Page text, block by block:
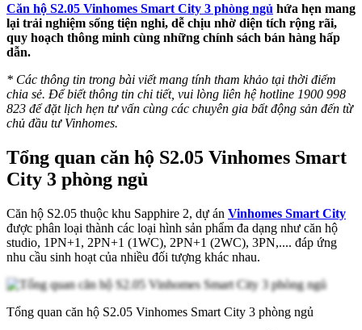
Căn hộ S2.05 Vinhomes Smart City 3 phòng ngủ hứa hẹn mang
lại trải nghiệm sống tiện nghi, dễ chịu nhờ diện tích rộng rãi,
quy hoạch thông minh cùng những chính sách bán hàng hấp
dẫn.
* Các thông tin trong bài viết mang tính tham khảo tại thời điểm
chia sẻ. Để biết thông tin chi tiết, vui lòng liên hệ hotline 1900 998
823 để đặt lịch hẹn tư vấn cùng các chuyên gia bất động sản đến từ
chủ đầu tư Vinhomes.
Tổng quan căn hộ S2.05 Vinhomes Smart
City 3 phòng ngủ
Căn hộ S2.05 thuộc khu Sapphire 2, dự án Vinhomes Smart City
được phân loại thành các loại hình sản phẩm đa dạng như căn hộ
studio, 1PN+1, 2PN+1 (1WC), 2PN+1 (2WC), 3PN,.... đáp ứng
nhu cầu sinh hoạt của nhiều đối tượng khác nhau.
Tổng quan căn hộ S2.05 Vinhomes Smart City 3 phòng ngủ